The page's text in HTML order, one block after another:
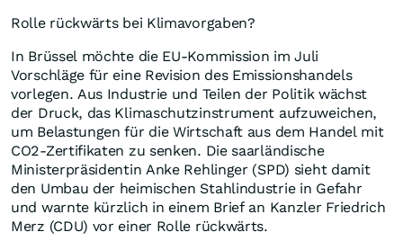
Rolle rückwärts bei Klimavorgaben?
In Brüssel möchte die EU-Kommission im Juli
Vorschläge für eine Revision des Emissionshandels
vorlegen. Aus Industrie und Teilen der Politik wächst
der Druck, das Klimaschutzinstrument aufzuweichen,
um Belastungen für die Wirtschaft aus dem Handel mit
CO2-Zertifikaten zu senken. Die saarländische
Ministerpräsidentin Anke Rehlinger (SPD) sieht damit
den Umbau der heimischen Stahlindustrie in Gefahr
und warnte kürzlich in einem Brief an Kanzler Friedrich
Merz (CDU) vor einer Rolle rückwärts.